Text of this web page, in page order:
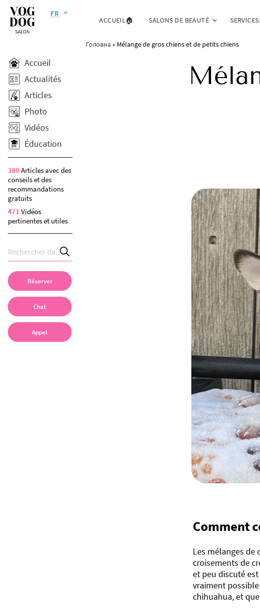
FR
ACCUEIL🏠
SALONS DE BEAUTÉ
Головна » Mélange de gros chiens et de petits chiens
Accueil
Actualités
Articles
Photo
Vidéos
Éducation
380Articles avec des
conseils et des
recommandations
gratuits
471 Vidéos
pertinentes et utiles
Réserver
Chat
Appel
Comment
Les mélanges de
croisements de
et peu discuté
vraiment
chihuahua, et